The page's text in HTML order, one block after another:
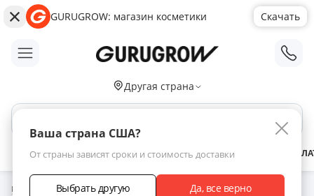
GURUGROW: магазин косметики Скачать
Другая страна
Ваша страна США?
От страны зависят сроки и стоимость доставки
Выбрать другую Да, все верно
АКЦИИ НОВИНКИБРЕНДЫЗАРАБОТАТЬ С НАМИ
Главная Статьи
Восстановление после коронавируса - какие